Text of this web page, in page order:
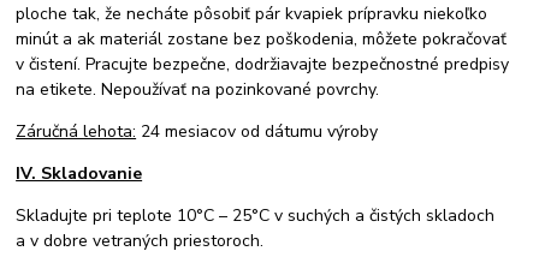
ploche tak, že necháte pôsobiť pár kvapiek prípravku niekoľko
minút a ak materiál zostane bez poškodenia, môžete pokračovať
v čistení. Pracujte bezpečne, dodržiavajte bezpečnostné predpisy
na etikete. Nepoužívať na pozinkované povrchy.
Záručná lehota: 24 mesiacov od dátumu výroby
IV. Skladovanie
Skladujte pri teplote 10°C – 25°C v suchých a čistých skladoch
a v dobre vetraných priestoroch.